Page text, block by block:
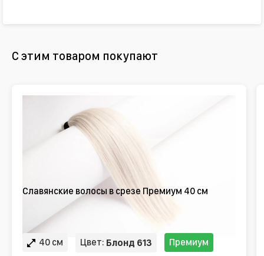
С этим товаром покупают
Славянские волосы в срезе Премиум 40 см
40 см Цвет: Блонд 613 Премиум